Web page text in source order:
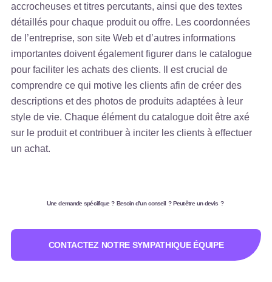
accrocheuses et titres percutants, ainsi que des textes
détaillés pour chaque produit ou offre. Les coordonnées
de l’entreprise, son site Web et d’autres informations
importantes doivent également figurer dans le catalogue
pour faciliter les achats des clients. Il est crucial de
comprendre ce qui motive les clients afin de créer des
descriptions et des photos de produits adaptées à leur
style de vie. Chaque élément du catalogue doit être axé
sur le produit et contribuer à inciter les clients à effectuer
un achat.
Une demande spécifique ? Besoin d’un conseil ? Peut-être un devis ?
CONTACTEZ NOTRE SYMPATHIQUE ÉQUIPE